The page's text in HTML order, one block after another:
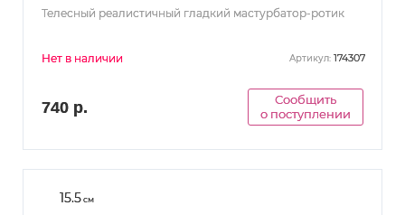
Телесный реалистичный гладкий мастурбатор-ротик
Нет в наличии Артикул: 174307
740 р.
Сообщить
о поступлении
15.5см